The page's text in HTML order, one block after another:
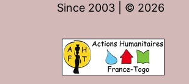
Since 2003 | © 2026